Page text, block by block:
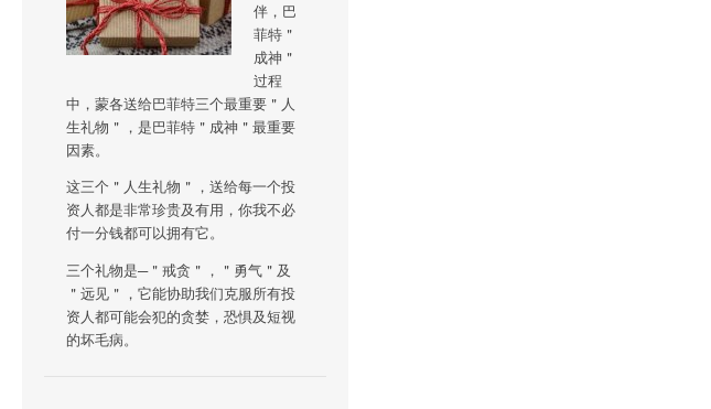
伴，巴
菲特＂
成神＂
过程
中，蒙各送给巴菲特三个最重要＂人
生礼物＂，是巴菲特＂成神＂最重要
因素。
这三个＂人生礼物＂，送给每一个投
资人都是非常珍贵及有用，你我不必
付一分钱都可以拥有它。
三个礼物是─＂戒贪＂，＂勇气＂及
＂远见＂，它能协助我们克服所有投
资人都可能会犯的贪婪，恐惧及短视
的坏毛病。